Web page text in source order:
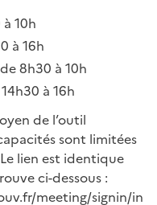
10h
à 16h
8h30 à 10h
à 16h
de l’outil
sont limitées
lien est identique
ci-dessous :
meeting/signin/in